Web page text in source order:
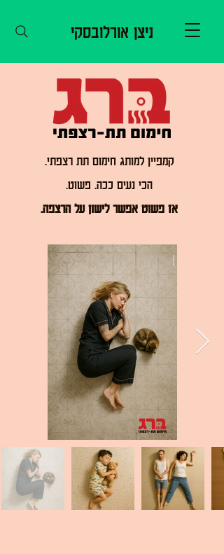
ניצן אורלובסקי
קמפיין למותג חימום תת רצפתי.
הכי נעים ככה. פשוט.
אז פשוט אפשר לישון על הרצפה.